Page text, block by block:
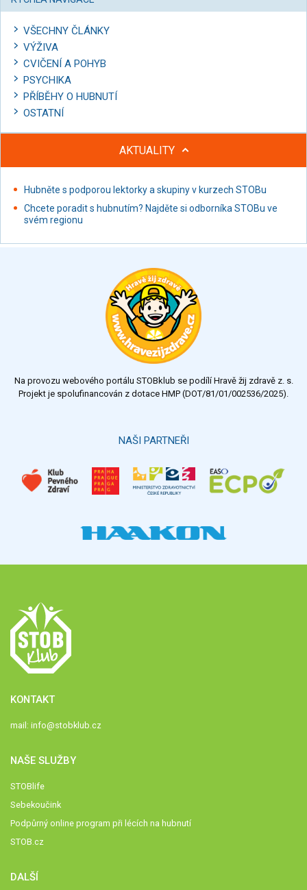
VŠECHNY ČLÁNKY
VÝŽIVA
CVIČENÍ A POHYB
PSYCHIKA
PŘÍBĚHY O HUBNUTÍ
OSTATNÍ
AKTUALITY
Hubněte s podporou lektorky a skupiny v kurzech STOBu
Chcete poradit s hubnutím? Najděte si odborníka STOBu ve
svém regionu
Na provozu webového portálu STOBklub se podílí Hravě žij zdravě z. s.
Projekt je spolufinancován z dotace HMP (DOT/81/01/002536/2025).
NAŠI PARTNEŘI
KONTAKT
mail: info@stobklub.cz
NAŠE SLUŽBY
STOBlife
Sebekoučink
Podpůrný online program při lécích na hubnutí
STOB.cz
DALŠÍ